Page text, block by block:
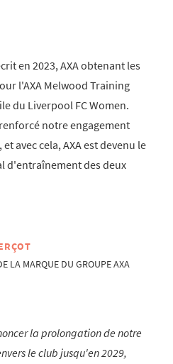
en 2023, AXA obtenant les
l'AXA Melwood Training
du Liverpool FC Women.
notre engagement
avec cela, AXA est devenu le
d'entraînement des deux
LA MARQUE DU GROUPE AXA
la prolongation de notre
le club jusqu'en 2029,